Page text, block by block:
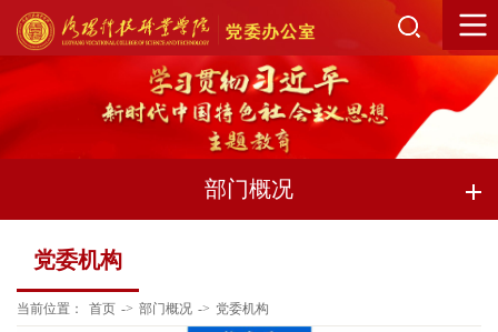
部门概况
党委机构
当前位置： 首页 -> 部门概况 -> 党委机构